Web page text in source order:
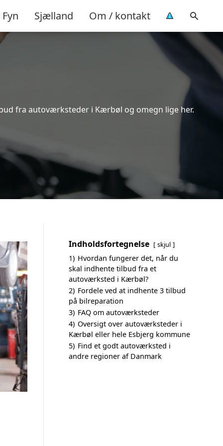
Fyn Sjælland Om / kontakt
fra autoværksteder i Kærbøl og omegn lige her.
Indholdsfortegnelse skjul
1) Hvordan fungerer det, når du
skal indhente tilbud fra et
autoværksted i Kærbøl?
2) Fordele ved at indhente 3 tilbud
på bilreparation
3) FAQ om autoværksteder
4) Oversigt over autoværksteder i
Kærbøl eller hele Esbjerg kommune
5) Find et godt autoværksted i
andre regioner af Danmark